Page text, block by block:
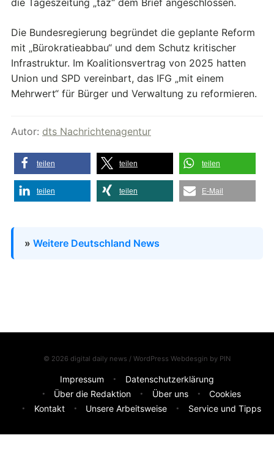
die Tageszeitung „taz“ dem Brief angeschlossen.
Die Bundesregierung begründet die geplante Reform
mit „Bürokratieabbau“ und dem Schutz kritischer
Infrastruktur. Im Koalitionsvertrag von 2025 hatten
Union und SPD vereinbart, das IFG „mit einem
Mehrwert“ für Bürger und Verwaltung zu reformieren.
Autor: dts Nachrichtenagentur
teilen teilen teilen
teilen teilen E-Mail
» Weitere Deutschland News
© 2026 digital daily news / WordPress Webdesgin by PIN
Impressum
Datenschutzerklärung
Über die Redaktion
Über uns
Cookies
Kontakt
Unsere Arbeitsweise Service und Tipps